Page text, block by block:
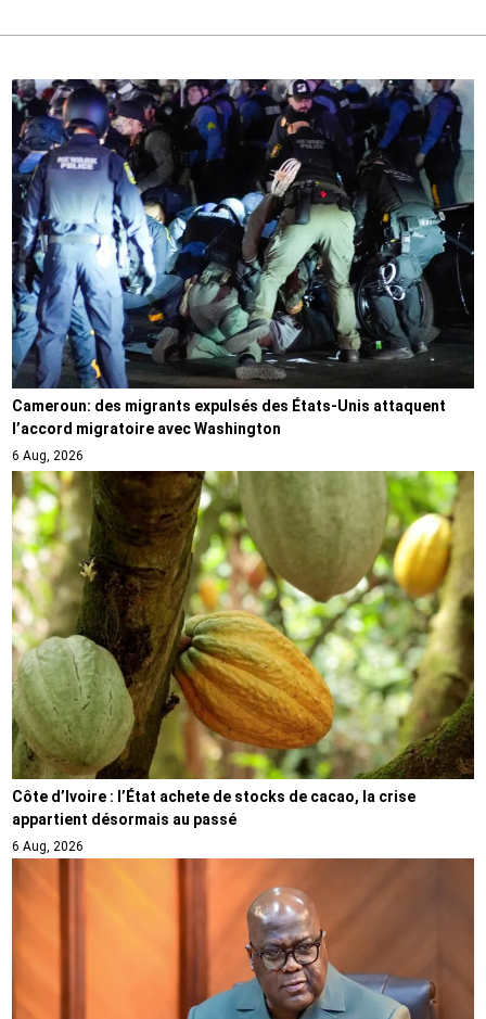
Cameroun: des migrants expulsés des États-Unis attaquent
l’accord migratoire avec Washington
6 Aug, 2026
Côte d’Ivoire : l’État achete de stocks de cacao, la crise
appartient désormais au passé
6 Aug, 2026